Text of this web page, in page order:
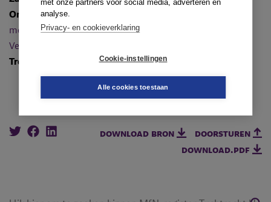
met onze partners voor social media, adverteren en
analyse.
Privacy- en cookieverklaring
Cookie-instellingen
Alle cookies toestaan
Onderwerpen
mediation,Onpartijdigheid,Transparantie
Vertrouwelijkheid
Trefwoorden
download bron
doorsturen
download.pdf